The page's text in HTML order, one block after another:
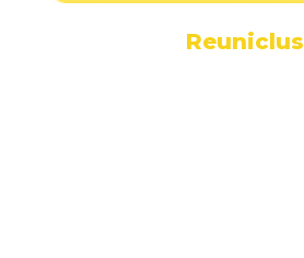
Reuniclus